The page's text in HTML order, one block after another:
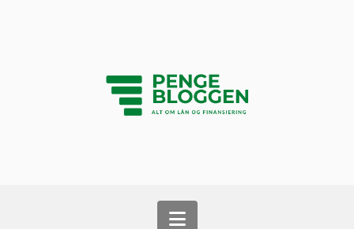
Navigation